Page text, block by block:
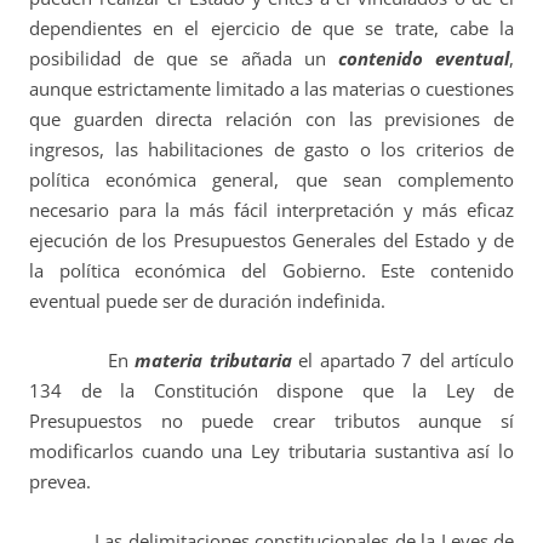
dependientes en el ejercicio de que se trate, cabe la
posibilidad de que se añada un contenido eventual,
aunque estrictamente limitado a las materias o cuestiones
que guarden directa relación con las previsiones de
ingresos, las habilitaciones de gasto o los criterios de
política económica general, que sean complemento
necesario para la más fácil interpretación y más eficaz
ejecución de los Presupuestos Generales del Estado y de
la política económica del Gobierno. Este contenido
eventual puede ser de duración indefinida.
Enmateria tributariael apartado 7 del artículo
134 de la Constitución dispone que la Ley de
Presupuestos no puede crear tributos aunque sí
modificarlos cuando una Ley tributaria sustantiva así lo
prevea.